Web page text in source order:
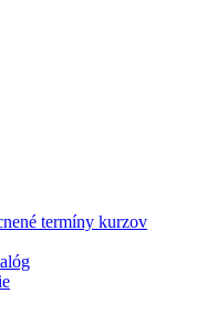
termíny kurzov